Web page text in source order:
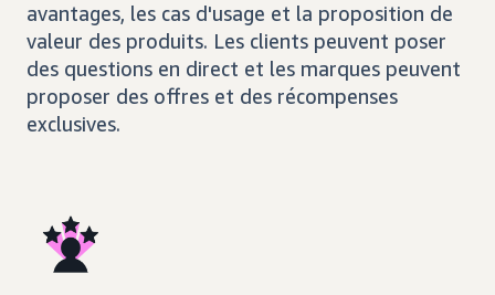
avantages, les cas d'usage et la proposition de
valeur des produits. Les clients peuvent poser
des questions en direct et les marques peuvent
proposer des offres et des récompenses
exclusives.